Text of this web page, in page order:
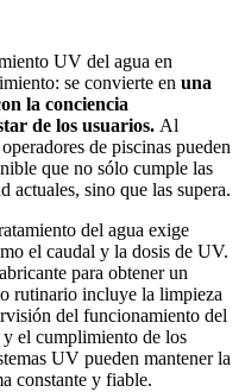
UV del agua en
se convierte en una
la conciencia
de los usuarios. Al
de piscinas pueden
que no sólo cumple las
actuales, sino que las supera.
del agua exige
el caudal y la dosis de UV.
para obtener un
rutinario incluye la limpieza
del funcionamiento del
y el cumplimiento de los
UV pueden mantener la
constante y fiable.